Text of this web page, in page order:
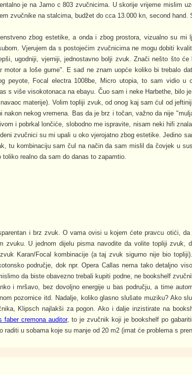
je na Jamo c 803 zvučnicima. U skorije vrijeme mislim
zvučnike na stalcima, budžet do cca 13.000 kn, second hand.
zbog estetike, a onda i zbog prostora, vizualno su mi
Vjerujem da s postojećim zvučnicima ne mogu dobiti
ugodniji, vjerniji, jednostavno bolji zvuk. Znači nešto što će
motor a loše gume". E sad ne znam uopće koliko bi trebalo
peyote, Focal electra 1008be, Micro utopia, to sam vidio u
s više visokotonaca na ebayu. Čuo sam i neke Harbethe, bilo
materije). Volim topliji zvuk, od onog kaj sam ćul od
nekog vremena. Bas da je brz i točan, važno da nije
i pobrkal lončiće, slobodno me ispravite, nisam neki hifi
zvučnici su mi upali u oko vjerojatno zbog estetike. Jedino
tu kombinaciju sam čul na način da sam mislil da čovjek u
realno da sam do danas to zapamtio.
i brz zvuk. O vama ovisi u kojem ćete pravcu otići, da
zvuku. U jednom dijelu pisma navodite da volite topliji zvuk,
Karan/Focal kombinacije (a taj zvuk sigurno nije bio
područje, dok npr. Opera Callas nema tako detaljno
da biste obavezno trebali kupiti podne, ne bookshelf
i mršavo, bez dovoljno energije u bas području, a time
pozornice itd. Nadalje, koliko glasno slušate muziku? Ako
Klipsch najlakši za pogon. Ako i dalje inzistirate na
faber cremona auditor, to je zvučnik koji je bookshelf po
raditi u sobama koje su manje od 20 m2 (imat će problema s